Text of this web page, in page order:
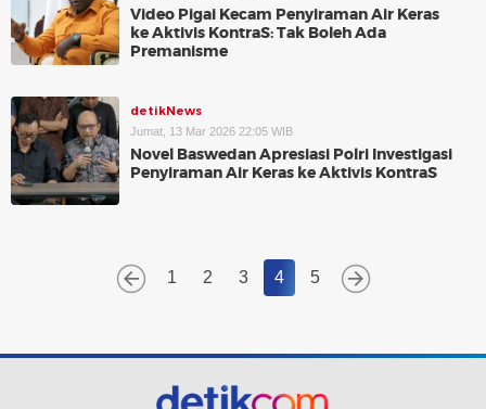
Video Pigai Kecam Penyiraman Air Keras
ke Aktivis KontraS: Tak Boleh Ada
Premanisme
detikNews
Jumat, 13 Mar 2026 22:05 WIB
Novel Baswedan Apresiasi Polri Investigasi
Penyiraman Air Keras ke Aktivis KontraS
1 2 3 4 5